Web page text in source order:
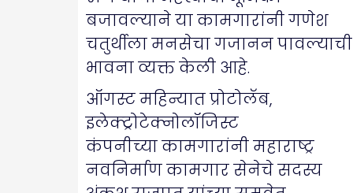
बजावल्याने या कामगारांनी गणेश
चतुर्थीला मनसेचा गजानन पावल्याची
भावना व्यक्त केली आहे.
ऑगस्ट महिन्यात प्रोटोलॅब,
इलेक्ट्रोटेक्नोलॉजिस्ट
कंपनीच्या कामगारांनी महाराष्ट्र
नवनिर्माण कामगार सेनेचे सदस्य